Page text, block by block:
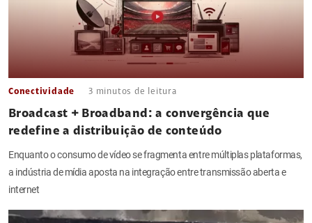
Conectividade 3 minutos de leitura
Broadcast + Broadband: a convergência que
redefine a distribuição de conteúdo
Enquanto o consumo de vídeo se fragmenta entre múltiplas plataformas,
a indústria de mídia aposta na integração entre transmissão aberta e
internet